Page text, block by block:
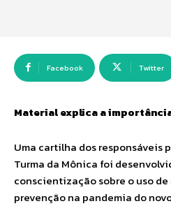
Facebook Twitter
Material explica a
Uma cartilha dos responsáveis
Turma da Mônica foi
conscientização sobre o uso de
prevenção na pandemia do